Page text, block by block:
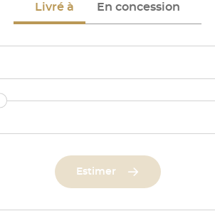
Livré à En concession
Estimer